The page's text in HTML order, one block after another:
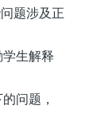
题涉及正
生解释
问题，